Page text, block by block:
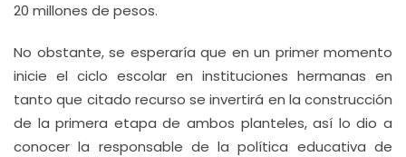
20 millones de pesos.
No obstante, se esperaría que en un primer momento
inicie el ciclo escolar en instituciones hermanas en
tanto que citado recurso se invertirá en la construcción
de la primera etapa de ambos planteles, así lo dio a
conocer la responsable de la política educativa de